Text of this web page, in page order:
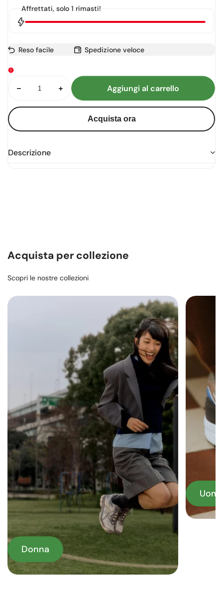
Affrettati, solo 1 rimasti!
Reso facile Spedizione veloce
Diminuisci
Cloudtilt
products.product.quantity.label
Aumenta
quantità
Cloudtilt
Aggiungi al carrello
Acquista ora
Descrizione
Acquista per collezione
Scopri le nostre collezioni
Donna